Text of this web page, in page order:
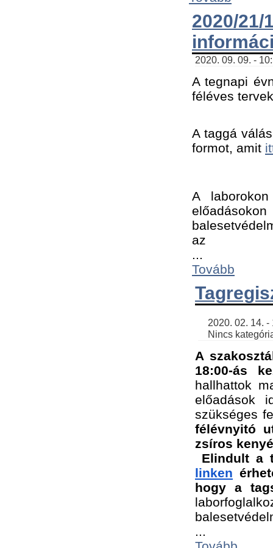
2020/
2020. 09. 09. -
A tegnapi
féléves
A taggá
formot, amit
A
az ﻿
Tovább
Nincs
A
18:00-ás
hallhattok
előadások
szükséges
félévnyitó
zsíros
Elindult a
linken
hogy a